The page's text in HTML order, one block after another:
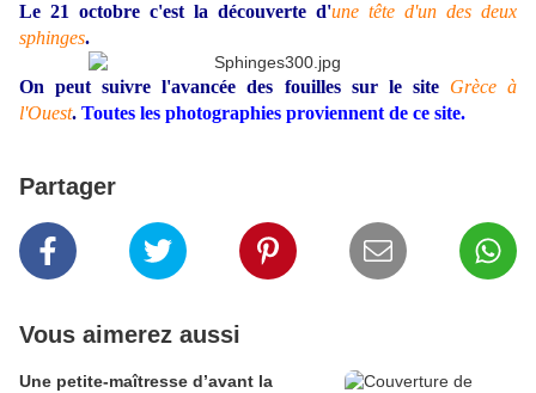
Le 21 octobre c'est la découverte d'une tête d'un des deux
sphinges.
On peut suivre l'avancée des fouilles sur le site Grèce à
l'Ouest. Toutes les photographies proviennent de ce site.
Partager
Vous aimerez aussi
Une petite-maîtresse d’avant la